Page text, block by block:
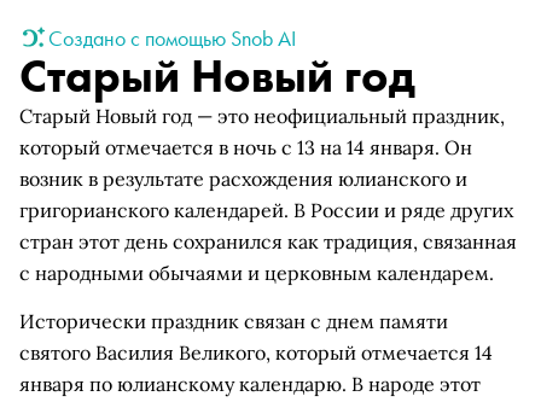
Создано с помощью Snob AI
Старый Новый год
Старый Новый год — это неофициальный праздник,
который отмечается в ночь с 13 на 14 января. Он
возник в результате расхождения юлианского и
григорианского календарей. В России и ряде других
стран этот день сохранился как традиция, связанная
с народными обычаями и церковным календарем.
Исторически праздник связан с днем памяти
святого Василия Великого, который отмечается 14
января по юлианскому календарю. В народе этот